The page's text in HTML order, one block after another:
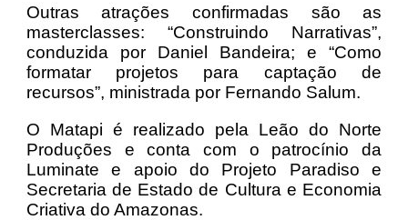
Outras atrações confirmadas são as
masterclasses: “Construindo Narrativas”,
conduzida por Daniel Bandeira; e “Como
formatar projetos para captação de
recursos”, ministrada por Fernando Salum.
O Matapi é realizado pela Leão do Norte
Produções e conta com o patrocínio da
Luminate e apoio do Projeto Paradiso e
Secretaria de Estado de Cultura e Economia
Criativa do Amazonas.